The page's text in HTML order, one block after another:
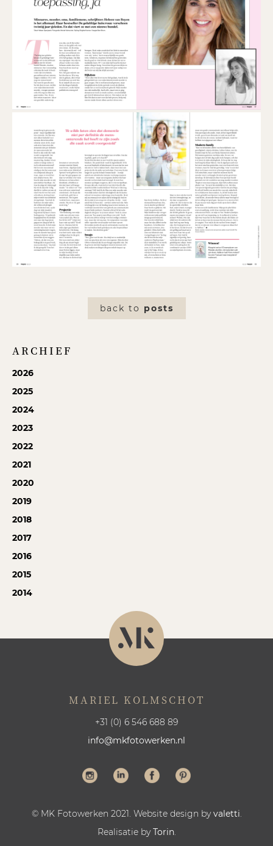
back to posts
ARCHIEF
2026
2025
2024
2023
2022
2021
2020
2019
2018
2017
2016
2015
2014
MARIEL KOLMSCHOT
+31 (0) 6 546 688 89
info@mkfotowerken.nl
© MK Fotowerken 2021. Website design byvaletti.
Realisatie byTorin.